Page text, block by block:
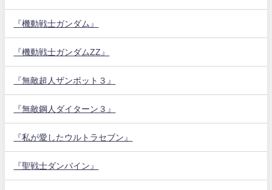
『機動戦士ガンダム』
『機動戦士ガンダムZZ』
『無敵超人ザンボット３』
『無敵鋼人ダイターン３』
『私が愛したウルトラセブン』
『聖戦士ダンバイン』